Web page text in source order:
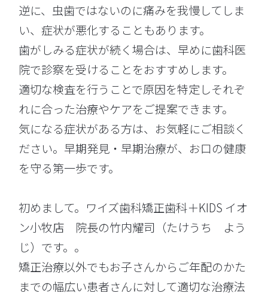
逆に、虫歯ではないのに痛みを我慢してしま
い、症状が悪化することもあります。
歯がしみる症状が続く場合は、早めに歯科医
院で診察を受けることをおすすめします。
適切な検査を行うことで原因を特定しそれぞ
れに合った治療やケアをご提案できます。
気になる症状がある方は、お気軽にご相談く
ださい。早期発見・早期治療が、お口の健康
を守る第一歩です。
初めまして。ワイズ歯科矯正歯科＋KIDS イオ
ン小牧店 院長の竹内耀司（たけうち よう
じ）です。。
矯正治療以外でもお子さんからご年配のかた
までの幅広い患者さんに対して適切な治療法